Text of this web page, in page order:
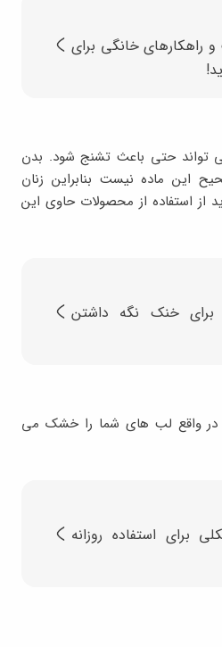
راهکارهای خانگی برای
حتی باعث تشنج شود. بدن
این ماده نیست بنابراین زنان
زیر ۶ سال باید از استفاده از محصولات حاوی این
برای خنک نگه داشتن
در واقع لب های شما را خشک می
برای استفاده روزانه